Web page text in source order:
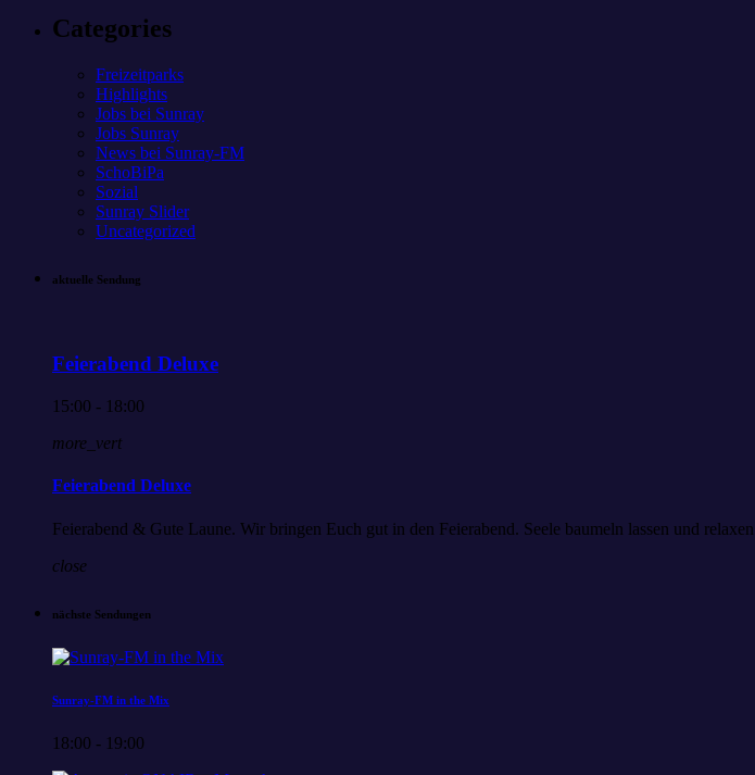
Categories
Freizeitparks
Highlights
Jobs bei Sunray
Jobs Sunray
News bei Sunray-FM
SchoBiPa
Sozial
Sunray Slider
Uncategorized
aktuelle Sendung
Feierabend Deluxe
15:00 - 18:00
more_vert
Feierabend Deluxe
Feierabend & Gute Laune. Wir bringen Euch gut in den Feierabend. Seele baumeln lassen und
close
nächste Sendungen
Sunray-FM in the Mix
18:00 - 19:00